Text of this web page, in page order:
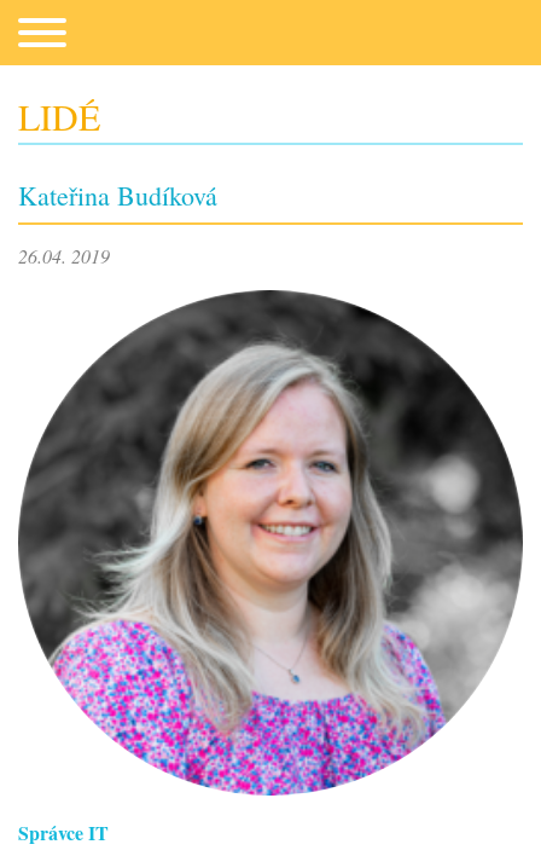
Co potřebujeme
Fotogalerie
Kontakt
LIDÉ
Kateřina Budíková
26.04. 2019
Správce IT